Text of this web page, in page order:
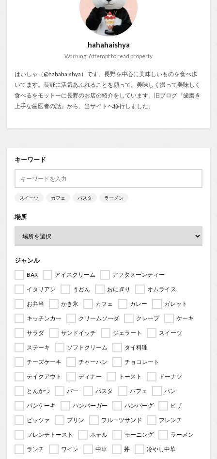
hahahaishya
Warning: Attempt to read property
はいしゃ（@hahahaishya）です。長野を中心に美味しいものを食べ歩
いてます。長野に活気あふれることを願って、美味しく撮って美味しく
食べるをモットーに長野のお店の紹介をしています。旧ブログ『歯磨き
上手な歯医者の話 』から、当サイトへ移行しました。
キーワード
スイーツ カフェ パスタ ラーメン
場所
ジャンル
BAR アイスクリーム
アフタヌーンティー
イタリアン
うどん おにぎり
オムライス
お弁当
かき氷 カフェ カレー
ガレット
キッチンカー
クリームソーダ クレープ
ケーキ
サラダ
サンドイッチ ジェラート
スイーツ
ステーキ
ソフトクリーム
タイ料理
チーズケーキ
チャーハン
チョコレート
テイクアウト
ディナー トースト
ドーナツ
とんかつ
バー パスタ パフェ
パン
パンケーキ
ハンバーガー ハンバーグ
ピザ
ピッツァ
プリン フルーツサンド
フレンチ
フレンチトースト
ホテル モーニング
ラーメン
ランチ
ワイン 中華 丼
冷やし中華